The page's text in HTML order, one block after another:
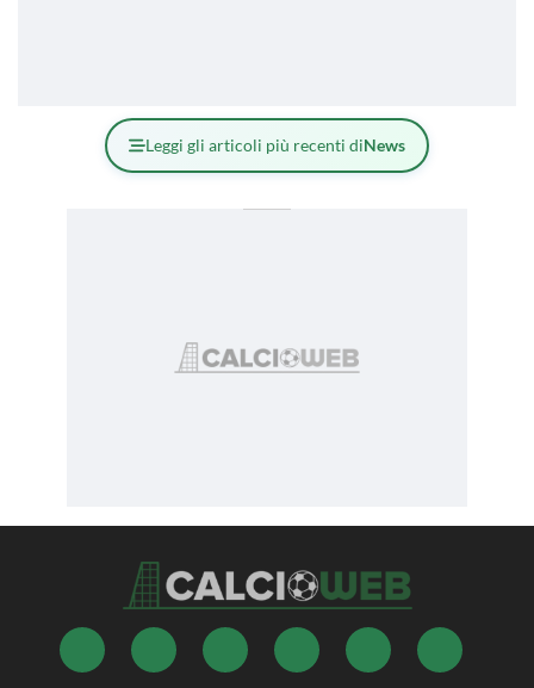
Leggi gli articoli più recenti diNews